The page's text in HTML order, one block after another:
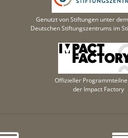
Genutzt von Stiftungen unter
Deutschen Stiftungszentrums im
Offizieller
der Impact Factory